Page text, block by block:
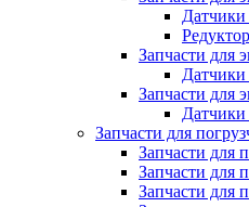
Запчасти для
Запчасти для
Датчики
Запчасти для
Запчасти для
Запчасти для
Запчасти для